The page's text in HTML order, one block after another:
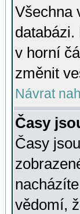
Všechna
v horní
změnit
Návrat
Časy
Časy
vědomí,